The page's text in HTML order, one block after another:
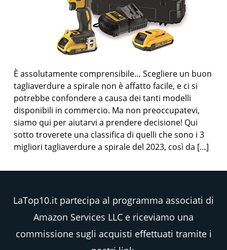
È assolutamente comprensibile… Scegliere un buon
tagliaverdure a spirale non è affatto facile, e ci si
potrebbe confondere a causa dei tanti modelli
disponibili in commercio. Ma non preoccupatevi,
siamo qui per aiutarvi a prendere decisione! Qui
sotto troverete una classifica di quelli che sono i 3
migliori tagliaverdure a spirale del 2023, così da […]
LaTop10.it partecipa al programma associati di
Amazon Services LLC e riceviamo una
commissione sugli acquisti effettuati tramite i